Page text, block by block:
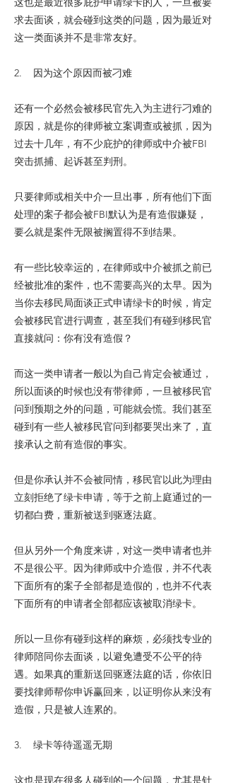
求去面谈，就会碰到这类的问题，因为最近对
这一类面谈并不是非常友好。
2. 因为这个原因而被刁难
还有一个必然会被移民官先入为主进行刁难的
原因，就是你的律师被立案调查或被抓，因为
过去十几年，有不少庇护的律师或中介被FBI
突击抓捕、起诉甚至判刑。
只要律师或相关中介一旦出事，所有他们下面
处理的案子都会被FBI默认为是有造假嫌疑，
要么就是案件无限被搁置得不到结果。
有一些比较幸运的，在律师或中介被抓之前已
经被批准的案件，也不需要高兴的太早。因为
当你去移民局面谈正式申请绿卡的时候，肯定
会被移民官进行调查，甚至我们有碰到移民官
直接就问：你有没有造假？
而这一类申请者一般以为自己肯定会被通过，
所以面谈的时候也没有带律师，一旦被移民官
问到预期之外的问题，可能就会慌。我们甚至
碰到有一些人被移民官问到都要哭出来了，直
接承认之前有造假的事实。
但是你承认并不会被同情，移民官以此为理由
立刻拒绝了绿卡申请，等于之前上庭通过的一
切都白费，重新被送到驱逐法庭。
但从另外一个角度来讲，对这一类申请者也并
不是很公平。因为律师或中介造假，并不代表
下面所有的案子全部都是造假的，也并不代表
下面所有的申请者全部都应该被取消绿卡。
所以一旦你有碰到这样的麻烦，必须找专业的
律师陪同你去面谈，以避免遭受不公平的待
遇。如果真的重新送回驱逐法庭的话，你依旧
要找律师帮你申诉赢回来，以证明你从来没有
造假，只是被人连累的。
3. 绿卡等待遥遥无期
这也是现在很多人碰到的一个问题，尤其是针